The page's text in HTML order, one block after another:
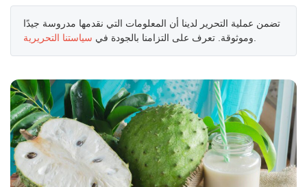
تضمن عملية التحرير لدينا أن المعلومات التي نقدمها مدروسة جيدًا
وموثوقة. تعرف على التزامنا بالجودة في سياستنا التحريرية